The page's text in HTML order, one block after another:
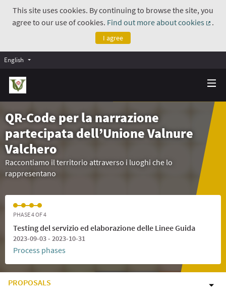
This site uses cookies. By continuing to browse the site, you
agree to our use of cookies. Find out more about cookies
.
I agree
English
QR-Code per la narrazione
partecipata dell’Unione Valnure
Valchero
Raccontiamo il territorio attraverso i luoghi che lo
rappresentano
PHASE 4 OF 4
Testing del servizio ed elaborazione delle Linee Guida
2023-09-03 - 2023-10-31
Process phases
PROPOSALS